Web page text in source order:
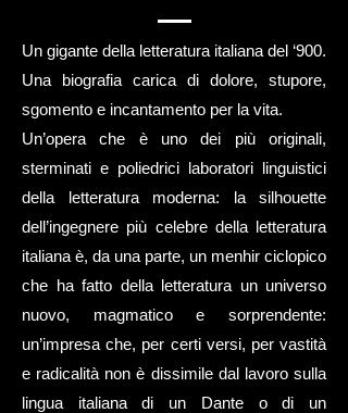
Un gigante della letteratura italiana del ‘900.
Una biografia carica di dolore, stupore,
sgomento e incantamento per la vita.
Un’opera che è uno dei più originali,
sterminati e poliedrici laboratori linguistici
della letteratura moderna: la silhouette
dell’ingegnere più celebre della letteratura
italiana è, da una parte, un menhir ciclopico
che ha fatto della letteratura un universo
nuovo, magmatico e sorprendente:
un’impresa che, per certi versi, per vastità
e radicalità non è dissimile dal lavoro sulla
lingua italiana di un Dante o di un